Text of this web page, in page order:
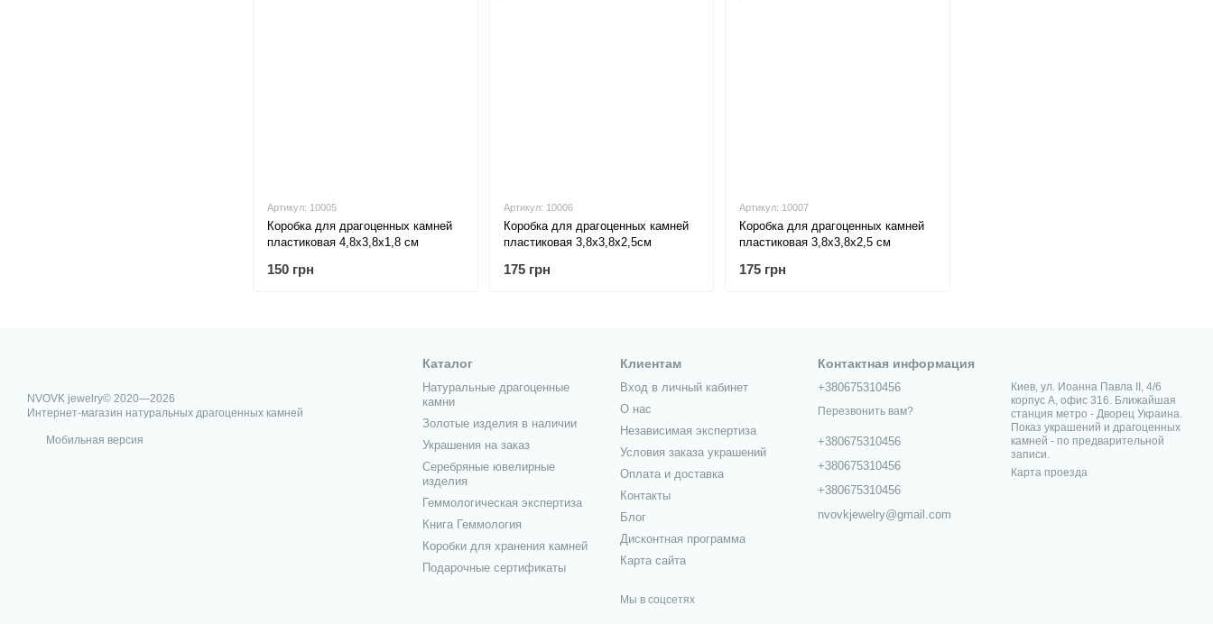
Артикул: 10005
Коробка для драгоценных камней
пластиковая 4,8х3,8х1,8 см
150 грн
Артикул: 10006
Коробка для драгоценных камней
пластиковая 3,8х3,8х2,5см
175 грн
Артикул: 10007
Коробка для драгоценных камней
пластиковая 3,8х3,8х2,5 см
175 грн
NVOVK jewelry© 2020—2026
Интернет-магазин натуральных драгоценных камней
Мобильная версия
Каталог
Натуральные драгоценные
камни
Золотые изделия в наличии
Украшения на заказ
Серебряные ювелирные
изделия
Геммологическая экспертиза
Книга Геммология
Коробки для хранения камней
Подарочные сертификаты
Клиентам
Вход в личный кабинет
О нас
Независимая экспертиза
Условия заказа украшений
Оплата и доставка
Контакты
Блог
Дисконтная программа
Карта сайта
Мы в соцсетях
Контактная информация
+380675310456
Перезвонить вам?
+380675310456
+380675310456
+380675310456
nvovkjewelry@gmail.com
Киев, ул. Иоанна Павла II, 4/6
корпус А, офис 316. Ближайшая
станция метро - Дворец Украина.
Показ украшений и драгоценных
камней - по предварительной
записи.
Карта проезда